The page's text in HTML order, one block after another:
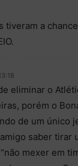
a
eliminar o
porém o
de um único
saber tirar
mexer em